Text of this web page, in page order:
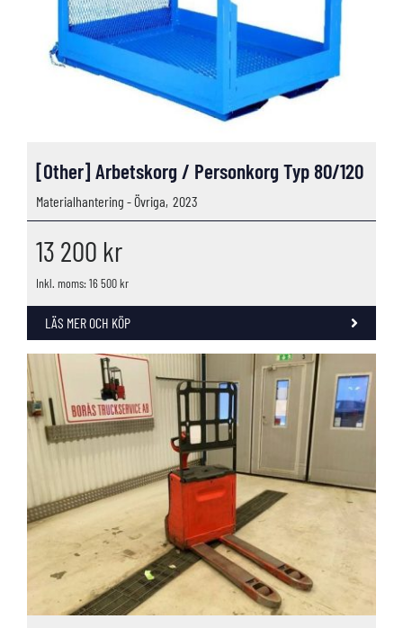
[Other] Arbetskorg / Personkorg Typ 80/120
Materialhantering - Övriga, 2023
13 200 kr
Inkl. moms: 16 500 kr
LÄS MER OCH KÖP